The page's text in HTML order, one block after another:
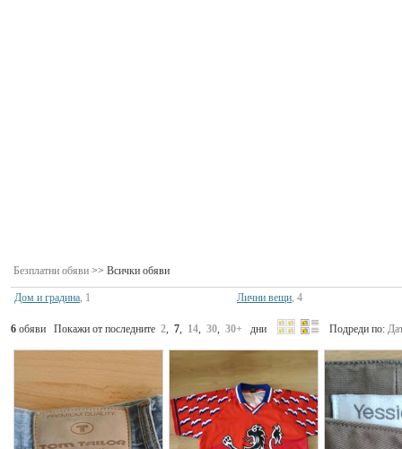
Безплатни обяви >> Всички обяви
Дом и градина, 1 Лични вещи, 4
6 обяви Покажи от последните 2 7 14 30 30+ дни Подреди по: